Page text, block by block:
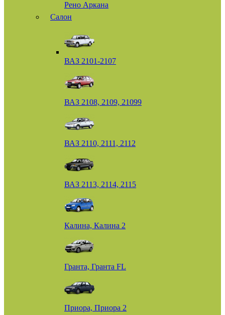
Рено Аркана
Салон
ВАЗ 2101-2107
ВАЗ 2108, 2109, 21099
ВАЗ 2110, 2111, 2112
ВАЗ 2113, 2114, 2115
Калина, Калина 2
Гранта, Гранта FL
Приора, Приора 2